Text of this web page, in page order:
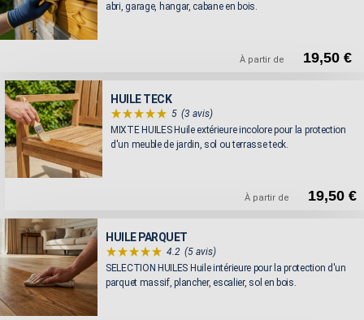
abri, garage, hangar, cabane en bois.
À partir de 19,50 €
HUILE TECK
5 (3 avis)
MIXTE HUILES Huile extérieure incolore pour la protection
d'un meuble de jardin, sol ou terrasse teck.
À partir de 19,50 €
HUILE PARQUET
4.2 (5 avis)
SELECTION HUILES Huile intérieure pour la protection d'un
parquet massif, plancher, escalier, sol en bois.